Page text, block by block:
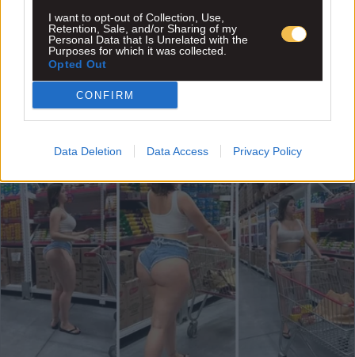
I want to opt-out of Collection, Use,
Retention, Sale, and/or Sharing of my
Personal Data that Is Unrelated with the
Purposes for which it was collected.
Opted Out
CONFIRM
Data Deletion Data Access Privacy Policy